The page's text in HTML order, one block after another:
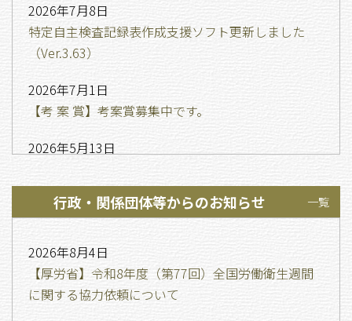
2026年7月8日
特定自主検査記録表作成支援ソフト更新しました
（Ver.3.63）
2026年7月1日
【考 案 賞】考案賞募集中です。
2026年5月13日
準の運用変更について ５/13追記
行政・関係団体等からのお知らせ 一覧
2026年8月4日
【厚労省】令和8年度（第77回）全国労働衛生週間
に関する協力依頼について